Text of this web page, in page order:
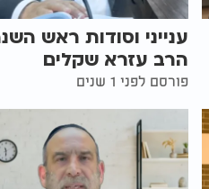
ענייני וסודות ראש
הרב עזרא שקלים
פורסם לפני 1 שנים